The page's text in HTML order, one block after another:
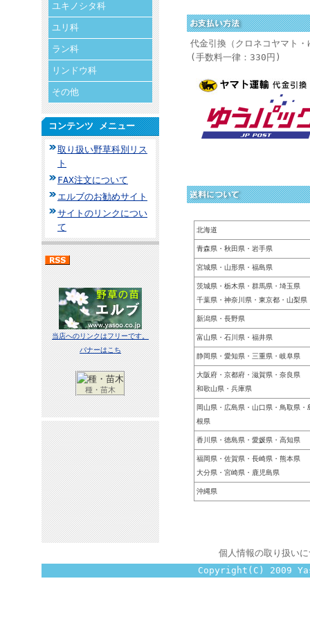
ユキノシタ科
ユリ科
ラン科
リンドウ科
その他
コンテンツ メニュー
取り扱い野草科別リス
ト
FAX注文について
エルブのお勧めサイト
サイトのリンクについ
て
当店へのリンクはフリーです。
バナーはこち
種・苗木
代金引換（クロネコヤマト・
(手数料一律：330円)
北海道
青森県・秋田県・岩手県
宮城県・山形県・福島県
茨城県・栃木県・群馬県・埼玉県
千葉県・神奈川県・東京都・山梨県
新潟県・長野県
富山県・石川県・福井県
静岡県・愛知県・三重県・岐阜県
大阪府・京都府・滋賀県・奈良県
和歌山県・兵庫県
岡山県・広島県・山口県・鳥取県・
根県
香川県・徳島県・愛媛県・高知県
福岡県・佐賀県・長崎県・熊本県
大分県・宮崎県・鹿児島県
沖縄県
個人情報の取り扱い
Copyright(C) 2009